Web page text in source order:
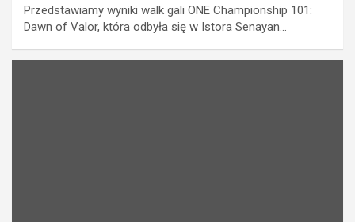
Przedstawiamy wyniki walk gali ONE Championship 101:
Dawn of Valor, która odbyła się w Istora Senayan…